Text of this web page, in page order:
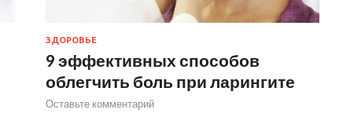
ЗДОРОВЬЕ
9 эффективных способов
облегчить боль при ларингите
Оставьте комментарий